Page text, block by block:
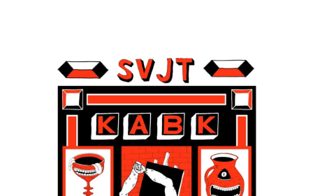
De School voor Jong Talent (SvJT) is een
school voor basisonderwijs (groep 7 en
8) en voortgezet onderwijs van de
Hogeschool der Kunsten Den Haag. De
school biedt opleidingen op has, havo–
en vwo–niveau (atheneum en
gymnasium).